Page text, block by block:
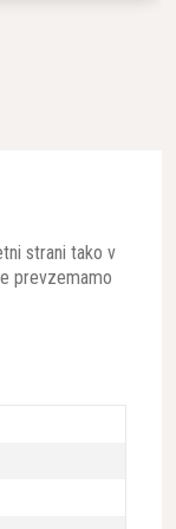
strani tako v
prevzemamo